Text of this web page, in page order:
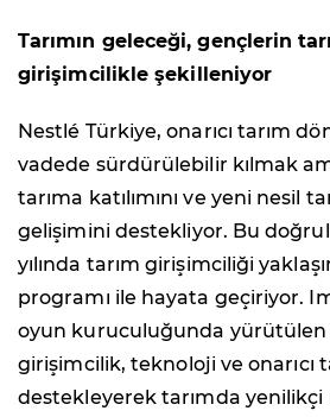
Tarımın geleceği, gençlerin
girişimcilikle şekilleniyor
Nestlé Türkiye, onarıcı tarım
vadede sürdürülebilir kılmak
tarıma katılımını ve yeni nesil
gelişimini destekliyor. Bu
yılında tarım girişimciliği
programı ile hayata geçiriyor.
oyun kuruculuğunda
girişimcilik, teknoloji ve onarıcı
destekleyerek tarımda